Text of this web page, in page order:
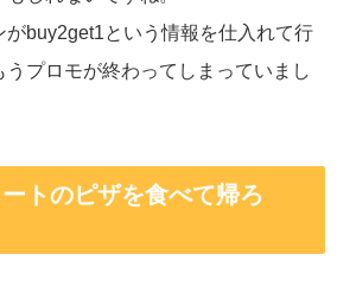
buy2get1という情報を仕入れて行
うプロモが終わってしまっていまし
トのピザを食べて帰ろ